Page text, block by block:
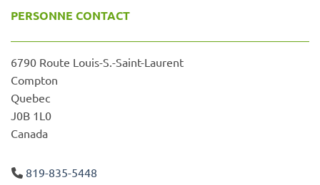
PERSONNE CONTACT
6790 Route Louis-S.-Saint-Laurent
Compton
Quebec
J0B 1L0
Canada
819-835-5448